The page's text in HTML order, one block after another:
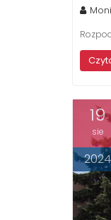
19
sie
2024